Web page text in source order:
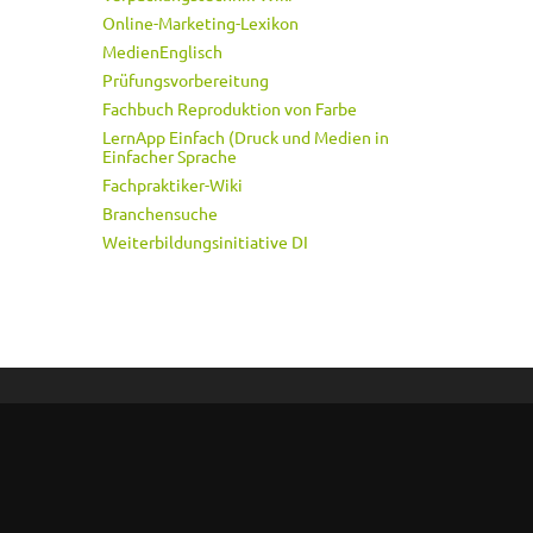
Online-Marketing-Lexikon
MedienEnglisch
Prüfungsvorbereitung
Fachbuch Reproduktion von Farbe
LernApp Einfach (Druck und Medien in
Einfacher Sprache
Fachpraktiker-Wiki
Branchensuche
Weiterbildungsinitiative DI